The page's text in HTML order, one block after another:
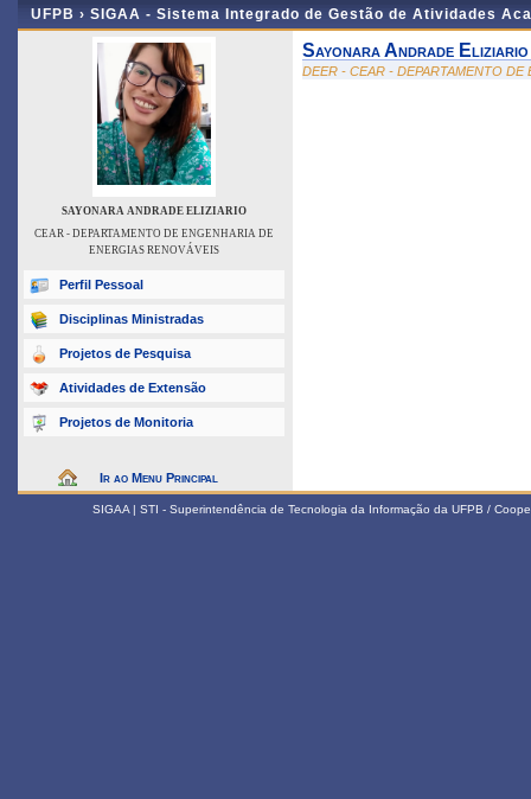
UFPB › SIGAA - Sistema Integrado de Gestão de Atividades
SAYONARA ANDRADE ELIZIARIO
CEAR - DEPARTAMENTO DE ENGENHARIA DE
ENERGIAS RENOVÁVEIS
Perfil Pessoal
Disciplinas Ministradas
Projetos de Pesquisa
Atividades de Extensão
Projetos de Monitoria
Ir ao Menu Principal
Sayonara Andrade Eliziario
DEER - CEAR - DEPARTAMENTO
SIGAA | STI - Superintendência de Tecnologia da Informação da UFPB /